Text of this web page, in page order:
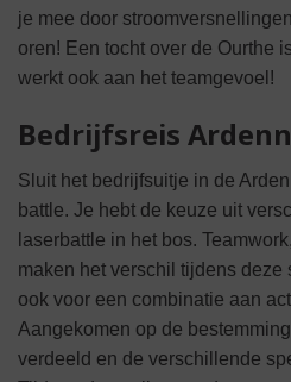
je mee door
oren! Een tocht over de Ourthe
werkt ook aan het teamgevoel!
Bedrijfsreis
Sluit het bedrijfsuitje in de
battle. Je hebt de keuze uit
laserbattle in het bos.
maken het verschil tijdens
ook voor een combinatie aan
Aangekomen op de
verdeeld en de verschillende